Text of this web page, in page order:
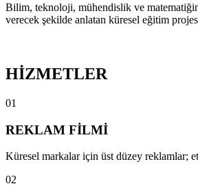
Bilim, teknoloji, mühendislik ve
verecek şekilde anlatan küresel eğitim
HİZMETLER
01
REKLAM FİLMİ
Küresel markalar için üst düzey reklamlar;
02